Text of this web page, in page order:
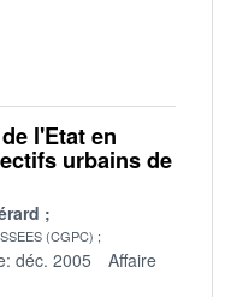
l'Etat en
urbains de
(CGPC)
déc. 2005
Affaire